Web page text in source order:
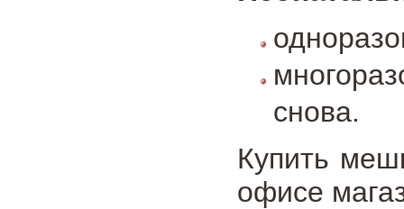
снова.
Купить
офисе